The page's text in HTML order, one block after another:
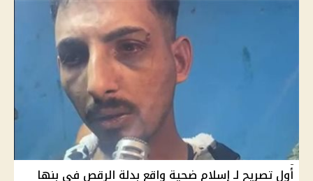
أول تصريح لـ إسلام ضحية واقع بدلة الرقص في بنها